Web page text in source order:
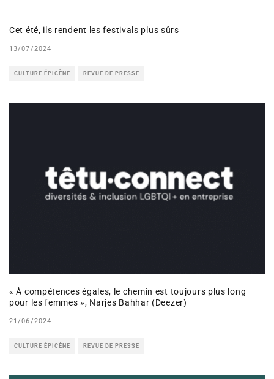
Cet été, ils rendent les festivals plus sûrs
13/07/2024
CULTURE ÉPICÈNE REVUE DE PRESSE
« À compétences égales, le chemin est toujours plus long
pour les femmes », Narjes Bahhar (Deezer)
21/06/2024
CULTURE ÉPICÈNE REVUE DE PRESSE